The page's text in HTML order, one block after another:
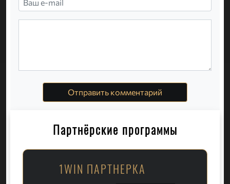
Отправить комментарий
Партнёрские программы
1WIN ПАРТНЕРКА